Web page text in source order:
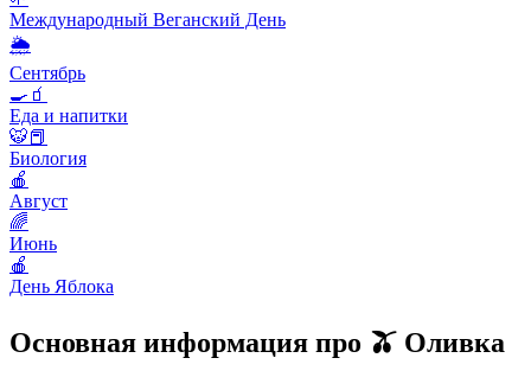
Международный Веганский День
🌦
Сентябрь
🍳🧃
Еда и напитки
🐯📕
Биология
🍎
Август
🌈
Июнь
🍎
День Яблока
Основная информация про 🫒 Оливка